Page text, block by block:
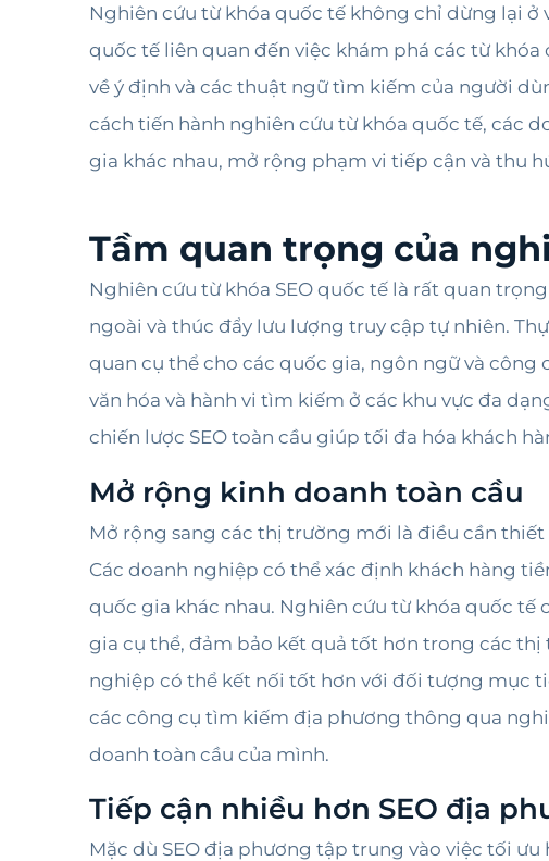
Nghiên cứu từ khóa quốc tế không chỉ dừng lại
quốc tế liên quan đến việc khám phá các từ
về ý định và các thuật ngữ tìm kiếm của người
cách tiến hành nghiên cứu từ khóa quốc tế, các
gia khác nhau, mở rộng phạm vi tiếp cận và thu
Tầm quan trọng của
Nghiên cứu từ khóa SEO quốc tế là rất quan
ngoài và thúc đẩy lưu lượng truy cập tự nhiên.
quan cụ thể cho các quốc gia, ngôn ngữ và
văn hóa và hành vi tìm kiếm ở các khu vực đa
chiến lược SEO toàn cầu giúp tối đa hóa khách
Mở rộng kinh doanh toàn cầu
Mở rộng sang các thị trường mới là điều cần
Các doanh nghiệp có thể xác định khách hàng
quốc gia khác nhau. Nghiên cứu từ khóa quốc
gia cụ thể, đảm bảo kết quả tốt hơn trong các
nghiệp có thể kết nối tốt hơn với đối tượng mục
các công cụ tìm kiếm địa phương thông qua
doanh toàn cầu của mình.
Tiếp cận nhiều hơn SEO địa
Mặc dù SEO địa phương tập trung vào việc tối